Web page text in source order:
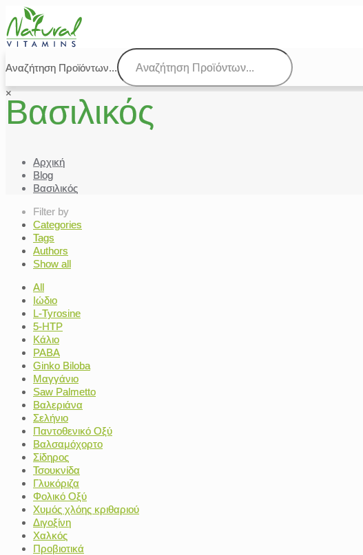
Αναζήτηση Προϊόντων...
×Βασιλικός
Αρχική
Blog
Βασιλικός
Filter by
Categories
Tags
Authors
Show all
All
Ιώδιο
L-Tyrosine
5-HTP
Κάλιο
PABA
Ginko Biloba
Μαγγάνιο
Saw Palmetto
Βαλεριάνα
Σελήνιο
Παντοθενικό Οξύ
Βαλσαμόχορτο
Σίδηρος
Τσουκνίδα
Γλυκόριζα
Φολικό Οξύ
Χυμός χλόης κριθαριού
Διγοξίνη
Χαλκός
Προβιοτικά